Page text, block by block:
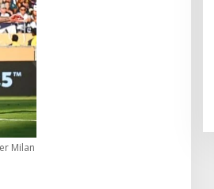
Milan
Istana Dibuka,
Berebut Kuota
Nasional
WIB